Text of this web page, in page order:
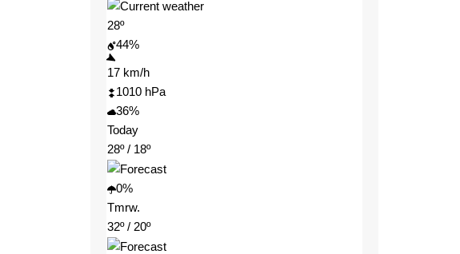
28º
44%
17 km/h
1010 hPa
36%
Today
28º / 18º
0%
Tmrw.
32º / 20º